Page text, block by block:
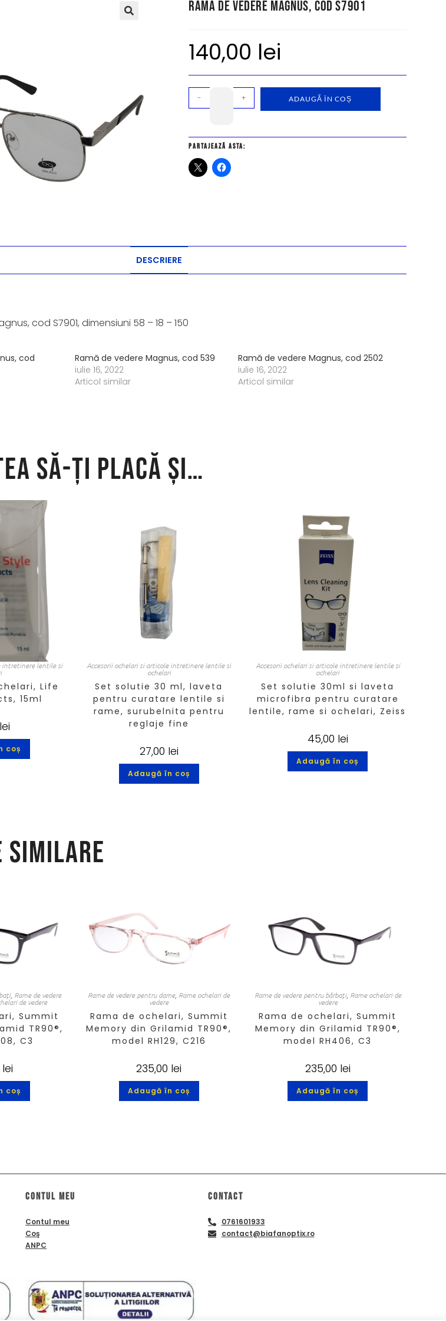
Ramă de vedere Magnus, cod S7901
140,00 lei
- + ADAUGĂ ÎN COȘ
Partajează asta:
DESCRIERE
cod S7901, dimensiuni 58 – 18 – 150
cod
Ramă de vedere Magnus, cod 539
iulie 16, 2022
Articol similar
Ramă de vedere Magnus, cod 2502
iulie 16, 2022
Articol similar
să-ți placă și…
intretinere lentile si
Life
15ml
lei
coș
Accesorii ochelari si articole intretinere lentile si
ochelari
Set solutie 30 ml, laveta
pentru curatare lentile si
rame, surubelnita pentru
reglaje fine
27,00 lei
Adaugă în coș
Accesorii ochelari si articole intretinere lentile si
ochelari
Set solutie 30ml si laveta
microfibra pentru curatare
lentile, rame si ochelari, Zeiss
45,00 lei
Adaugă în coș
similare
, Rame de vedere
de vedere
Summit
TR90®,
C3
lei
coș
Rame de vedere pentru dame, Rame ochelari de
vedere
Rama de ochelari, Summit
Memory din Grilamid TR90®,
model RH129, C216
235,00 lei
Adaugă în coș
Rame de vedere pentru bărbați, Rame ochelari de
vedere
Rama de ochelari, Summit
Memory din Grilamid TR90®,
model RH406, C3
235,00 lei
Adaugă în coș
Contul meu
Contul meu
Coş
ANPC
Contact
0761601933
contact@biafanoptix.ro